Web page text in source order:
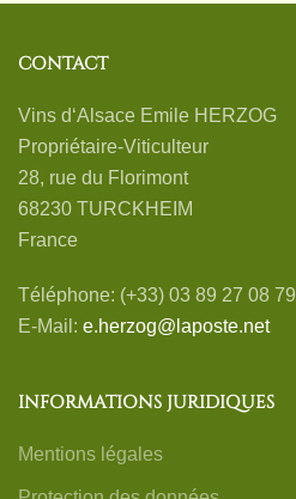
CONTACT
Vins d‘Alsace Emile HERZOG
Propriétaire-Viticulteur
28, rue du Florimont
68230 TURCKHEIM
France
Téléphone: (+33) 03 89 27 08 79
E-Mail: e.herzog@laposte.net
INFORMATIONS JURIDIQUES
Mentions légales